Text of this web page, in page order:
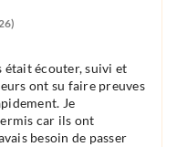
était écouter, suivi et
ont su faire preuves
Je
car ils ont
besoin de passer